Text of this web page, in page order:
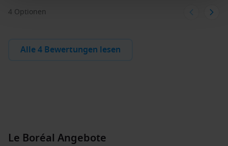
4 Optionen
Alle 4 Bewertungen lesen
Le Boréal Angebote